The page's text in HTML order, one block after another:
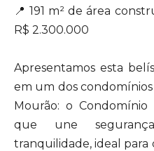
📍 191 m² de área
R$ 2.300.000
Apresentamos esta
em um dos condomínios
Mourão: o Condomínio
que une
tranquilidade, ideal